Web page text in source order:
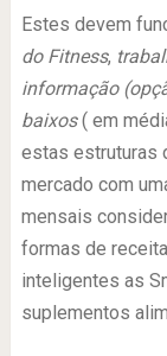
Estes devem
do Fitness,
informação
baixos( em
estas estruturas
mercado com
mensais
formas de
inteligentes as
suplementos